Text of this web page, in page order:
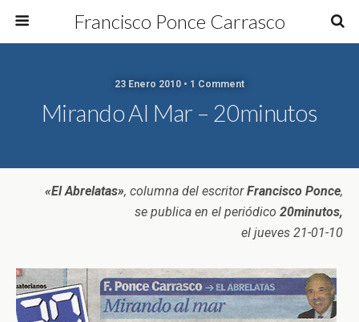
Francisco Ponce Carrasco
23 Enero 2010 • 1 Comment
Mirando Al Mar – 20minutos
«El Abrelatas», columna del escritorFrancisco Ponce,
se publica en el periódico 20minutos,
el jueves 21-01-10